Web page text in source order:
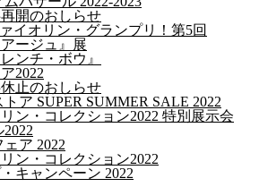
開のおしらせ
イオリン・グランプリ！第5回
ージュ』展
ンチ・ボウ』
2022
止のおしらせ
ア SUPER SUMMER SALE 2022
ン・コレクション2022 特別展示会
ア 2022
ン・コレクション2022
キャンペーン 2022